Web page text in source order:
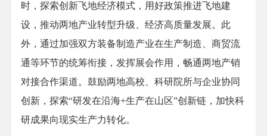
时，探索创新飞地经济模式，用好政策推进飞地建
设，推动两地产业转型升级、经济高质量发展。此
外，通过加强双方装备制造产业在生产制造、商贸流
通等环节的统筹衔接，发挥展会作用，畅通两地产销
对接合作渠道。鼓励两地高校、科研院所与企业协同
创新，探索“研发在沿海+生产在山区”创新链，加快科
研成果向现实生产力转化。